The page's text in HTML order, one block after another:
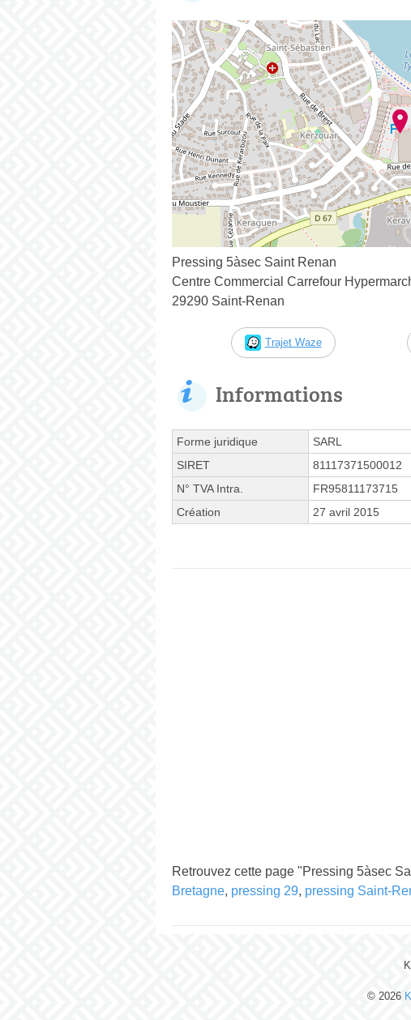
Pressing 5àsec Saint Renan
Centre Commercial Carrefour
29290 Saint-Renan
Trajet Waze
Informations
Forme juridique
SARL
SIRET
81117371500012
N° TVA Intra.
FR95811173715
Création
27 avril 2015
Retrouvez cette page "Pressing 5àsec
Bretagne, pressing 29, pressing Saint-
© 2026